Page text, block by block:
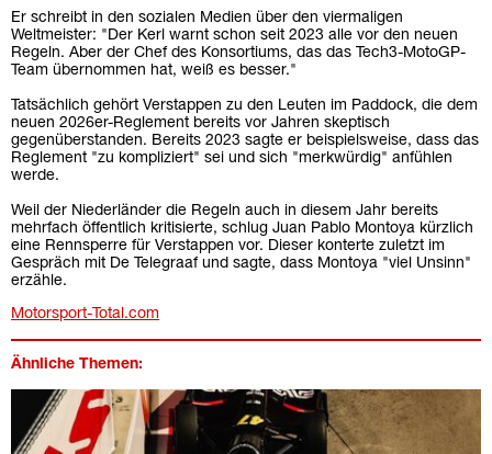
Er schreibt in den sozialen Medien über den viermaligen
Weltmeister: "Der Kerl warnt schon seit 2023 alle vor den neuen
Regeln. Aber der Chef des Konsortiums, das das Tech3-MotoGP-
Team übernommen hat, weiß es besser."
Tatsächlich gehört Verstappen zu den Leuten im Paddock, die dem
neuen 2026er-Reglement bereits vor Jahren skeptisch
gegenüberstanden. Bereits 2023 sagte er beispielsweise, dass das
Reglement "zu kompliziert" sei und sich "merkwürdig" anfühlen
werde.
Weil der Niederländer die Regeln auch in diesem Jahr bereits
mehrfach öffentlich kritisierte, schlug Juan Pablo Montoya kürzlich
eine Rennsperre für Verstappen vor. Dieser konterte zuletzt im
Gespräch mit De Telegraaf und sagte, dass Montoya "viel Unsinn"
erzähle.
Motorsport-Total.com
Ähnliche Themen: